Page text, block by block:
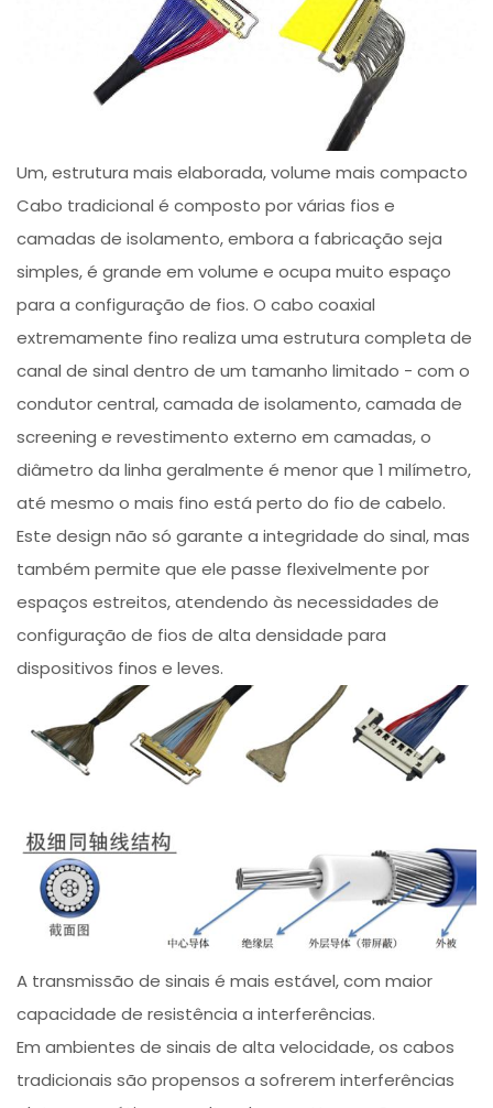
Um, estrutura mais elaborada, volume mais compacto
Cabo tradicional é composto por várias fios e
camadas de isolamento, embora a fabricação seja
simples, é grande em volume e ocupa muito espaço
para a configuração de fios. O cabo coaxial
extremamente fino realiza uma estrutura completa de
canal de sinal dentro de um tamanho limitado - com o
condutor central, camada de isolamento, camada de
screening e revestimento externo em camadas, o
diâmetro da linha geralmente é menor que 1 milímetro,
até mesmo o mais fino está perto do fio de cabelo.
Este design não só garante a integridade do sinal, mas
também permite que ele passe flexivelmente por
espaços estreitos, atendendo às necessidades de
configuração de fios de alta densidade para
dispositivos finos e leves.
A transmissão de sinais é mais estável, com maior
capacidade de resistência a interferências.
Em ambientes de sinais de alta velocidade, os cabos
tradicionais são propensos a sofrerem interferências